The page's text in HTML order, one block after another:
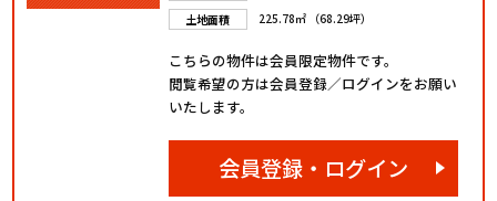
土地面積
225.78㎡ （68.29坪）
こちらの物件は会員限定物件です。
閲覧希望の方は会員登録／ログインをお願い
いたします。
会員登録・ログイン